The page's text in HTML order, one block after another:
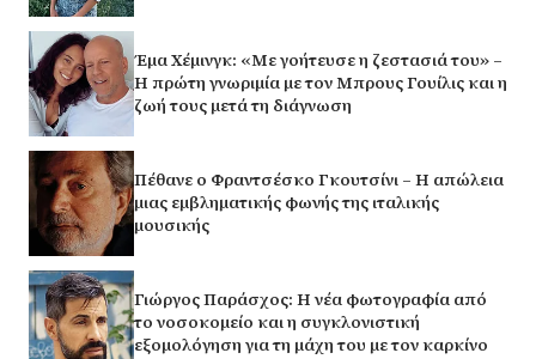
Έμα Χέμινγκ: «Με γοήτευσε η ζεστασιά του» –
Η πρώτη γνωριμία με τον Μπρους Γουίλις και η
ζωή τους μετά τη διάγνωση
Πέθανε ο Φραντσέσκο Γκουτσίνι – Η απώλεια
μιας εμβληματικής φωνής της ιταλικής
μουσικής
Γιώργος Παράσχος: Η νέα φωτογραφία από
το νοσοκομείο και η συγκλονιστική
εξομολόγηση για τη μάχη του με τον καρκίνο